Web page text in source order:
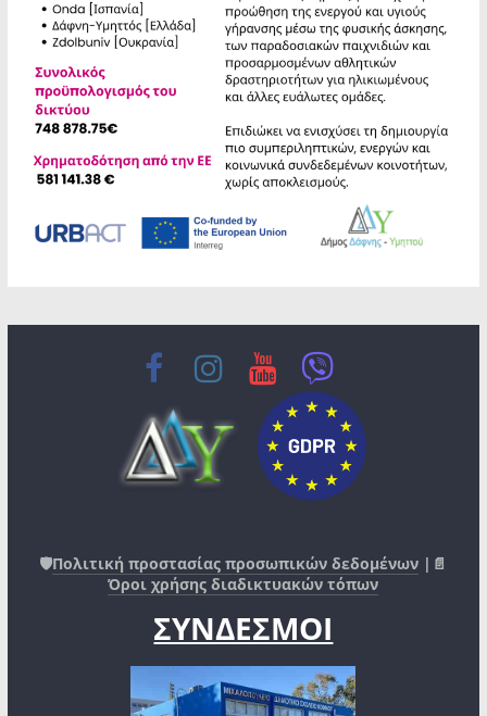
🛡️Πολιτική προστασίας προσωπικών δεδομένων |📄
Όροι χρήσης διαδικτυακών τόπων
ΣΥΝΔΕΣΜΟΙ